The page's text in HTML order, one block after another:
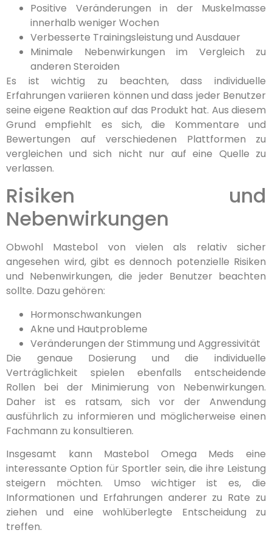
Positive Veränderungen in der Muskelmasse
innerhalb weniger Wochen
Verbesserte Trainingsleistung und Ausdauer
Minimale Nebenwirkungen im Vergleich zu
anderen Steroiden
Es ist wichtig zu beachten, dass individuelle
Erfahrungen variieren können und dass jeder Benutzer
seine eigene Reaktion auf das Produkt hat. Aus diesem
Grund empfiehlt es sich, die Kommentare und
Bewertungen auf verschiedenen Plattformen zu
vergleichen und sich nicht nur auf eine Quelle zu
verlassen.
Risiken und
Nebenwirkungen
Obwohl Mastebol von vielen als relativ sicher
angesehen wird, gibt es dennoch potenzielle Risiken
und Nebenwirkungen, die jeder Benutzer beachten
sollte. Dazu gehören:
Hormonschwankungen
Akne und Hautprobleme
Veränderungen der Stimmung und Aggressivität
Die genaue Dosierung und die individuelle
Verträglichkeit spielen ebenfalls entscheidende
Rollen bei der Minimierung von Nebenwirkungen.
Daher ist es ratsam, sich vor der Anwendung
ausführlich zu informieren und möglicherweise einen
Fachmann zu konsultieren.
Insgesamt kann Mastebol Omega Meds eine
interessante Option für Sportler sein, die ihre Leistung
steigern möchten. Umso wichtiger ist es, die
Informationen und Erfahrungen anderer zu Rate zu
ziehen und eine wohlüberlegte Entscheidung zu
treffen.